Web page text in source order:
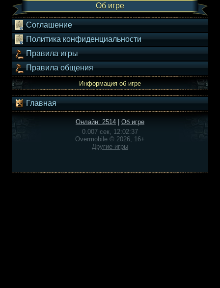
Об игре
Соглашение
Политика конфиденциальности
Правила игры
Правила общения
Информация об игре
Главная
Онлайн: 2514
Об игре
0.007 сек, 12:02:37
Overmobile © 2026, 16+
Другие игры